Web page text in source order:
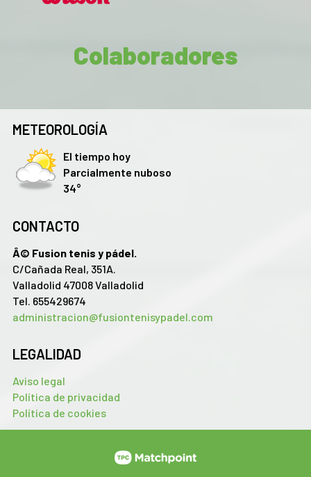
Colaboradores
METEOROLOGÍA
El tiempo hoy
Parcialmente nuboso
34°
CONTACTO
Â© Fusion tenis y pádel.
C/Cañada Real, 351A.
Valladolid 47008 Valladolid
Tel. 655429674
administracion@fusiontenisypadel.com
LEGALIDAD
Aviso legal
Política de privacidad
Política de cookies